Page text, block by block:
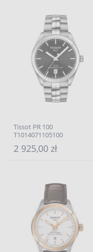
Tissot PR 100
T1014071105100
2 925,00 zł